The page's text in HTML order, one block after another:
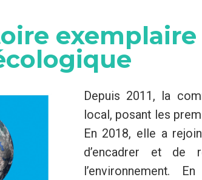
Depuis 2011, la
local, posant les
En 2018, elle a
d’encadrer et de
l’environnement.